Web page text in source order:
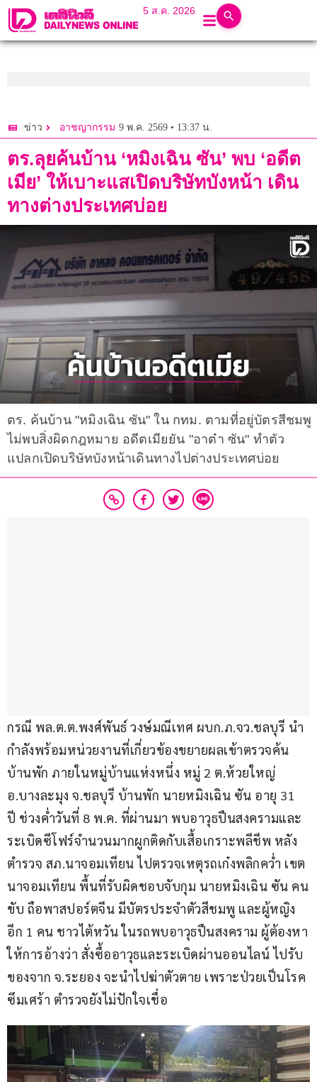
5 ส.ค. 2026
ข่าว อาชญากรรม 9 พ.ค. 2569 • 13:37 น.
ตร.ลุยค้นบ้าน ‘หมิงเฉิน ซัน’ พบ ‘อดีต
เมีย’ ให้เบาะแสเปิดบริษัทบังหน้า เดิน
ทางต่างประเทศบ่อย
ตร. ค้นบ้าน "หมิงเฉิน ซัน" ใน กทม. ตามที่อยู่บัตรสีชมพู
ไม่พบสิ่งผิดกฎหมาย อดีตเมียยัน "อาต๋า ซัน" ทำตัว
แปลกเปิดบริษัทบังหน้าเดินทางไปต่างประเทศบ่อย
กรณี พล.ต.ต.พงศ์พันธ์ วงษ์มณีเทศ ผบก.ภ.จว.ชลบุรี นำ
กำลังพร้อมหน่วยงานที่เกี่ยวข้องขยายผลเข้าตรวจค้น
บ้านพัก ภายในหมู่บ้านแห่งหนึ่ง หมู่ 2 ต.ห้วยใหญ่
อ.บางละมุง จ.ชลบุรี บ้านพัก นายหมิงเฉิน ซัน อายุ 31
ปี ช่วงค่ำวันที่ 8 พ.ค. ที่ผ่านมา พบอาวุธปืนสงครามและ
ระเบิดซีโฟร์จำนวนมากผูกติดกับเสื้อเกราะพลีชีพ หลัง
ตำรวจ สภ.นาจอมเทียน ไปตรวจเหตุรถเก๋งพลิกคว่ำ เขต
นาจอมเทียน พื้นที่รับผิดชอบจับกุม นายหมิงเฉิน ซัน คน
ขับ ถือพาสปอร์ตจีน มีบัตรประจำตัวสีชมพู และผู้หญิง
อีก 1 คน ชาวไต้หวัน ในรถพบอาวุธปืนสงคราม ผู้ต้องหา
ให้การอ้างว่า สั่งซื้ออาวุธและระเบิดผ่านออนไลน์ ไปรับ
ของจาก จ.ระยอง จะนำไปฆ่าตัวตาย เพราะป่วยเป็นโรค
ซึมเศร้า ตำรวจยังไม่ปักใจเชื่อ